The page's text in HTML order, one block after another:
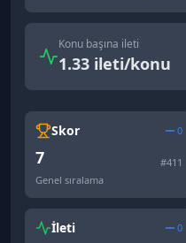
Konu başına ileti
1.33 ileti/konu
Skor 0
7 #411
Genel sıralama
İleti 0